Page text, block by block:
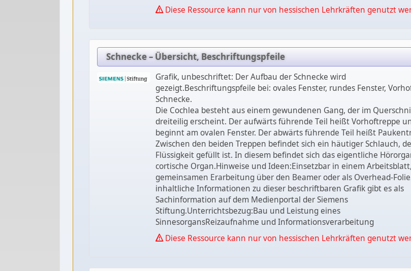
Diese Ressource kann nur von hessischen Lehrkräften genutzt
Schnecke – Übersicht, Beschriftungspfeile
Grafik, unbeschriftet: Der Aufbau der Schnecke wird
gezeigt.Beschriftungspfeile bei: ovales Fenster, rundes Fenster,
Schnecke.
Die Cochlea besteht aus einem gewundenen Gang, der im
dreiteilig erscheint. Der aufwärts führende Teil heißt Vorhoftreppe
beginnt am ovalen Fenster. Der abwärts führende Teil heißt
Zwischen den beiden Treppen befindet sich ein häutiger Schlauch,
Flüssigkeit gefüllt ist. In diesem befindet sich das eigentliche
cortische Organ.Hinweise und Ideen:Einsetzbar in einem
gemeinsamen Erarbeitung über den Beamer oder als Overhead-
inhaltliche Informationen zu dieser beschriftbaren Grafik gibt es als
Sachinformation auf dem Medienportal der Siemens
Stiftung.Unterrichtsbezug:Bau und Leistung eines
SinnesorgansReizaufnahme und Informationsverarbeitung
Diese Ressource kann nur von hessischen Lehrkräften genutzt